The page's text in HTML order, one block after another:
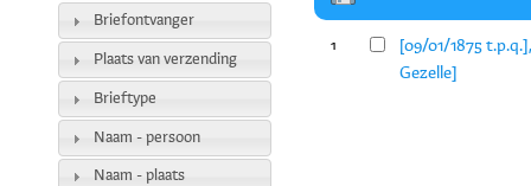
1
[09/01/1875
Gezelle]
Briefontvanger
Plaats van verzending
Brieftype
Naam - persoon
Naam - plaats